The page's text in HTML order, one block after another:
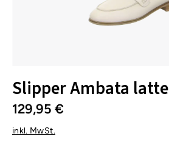
Slipper Ambata latte
129,95 €
inkl. MwSt.